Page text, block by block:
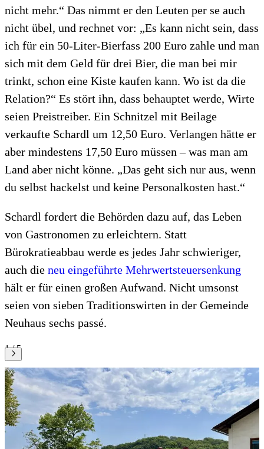
nicht mehr.“ Das nimmt er den Leuten per se auch
nicht übel, und rechnet vor: „Es kann nicht sein, dass
ich für ein 50-Liter-Bierfass 200 Euro zahle und man
sich mit dem Geld für drei Bier, die man bei mir
trinkt, schon eine Kiste kaufen kann. Wo ist da die
Relation?“ Es stört ihn, dass behauptet werde, Wirte
seien Preistreiber. Ein Schnitzel mit Beilage
verkaufte Schardl um 12,50 Euro. Verlangen hätte er
aber mindestens 17,50 Euro müssen – was man am
Land aber nicht könne. „Das geht sich nur aus, wenn
du selbst hackelst und keine Personalkosten hast.“
Schardl fordert die Behörden dazu auf, das Leben
von Gastronomen zu erleichtern. Statt
Bürokratieabbau werde es jedes Jahr schwieriger,
auch die neu eingeführte Mehrwertsteuersenkung
hält er für einen großen Aufwand. Nicht umsonst
seien von sieben Traditionswirten in der Gemeinde
Neuhaus sechs passé.
1 / 5